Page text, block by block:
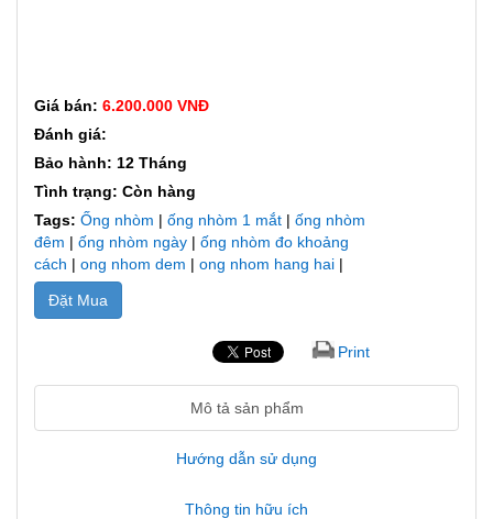
Giá bán: 6.200.000 VNĐ
Đánh giá:
Bảo hành: 12 Tháng
Tình trạng: Còn hàng
Tags: Ống nhòm | ống nhòm 1 mắt | ống nhòm
đêm | ống nhòm ngày | ống nhòm đo khoảng
cách | ong nhom dem | ong nhom hang hai |
Đặt Mua
Print
Mô tả sản phẩm
Hướng dẫn sử dụng
Thông tin hữu ích